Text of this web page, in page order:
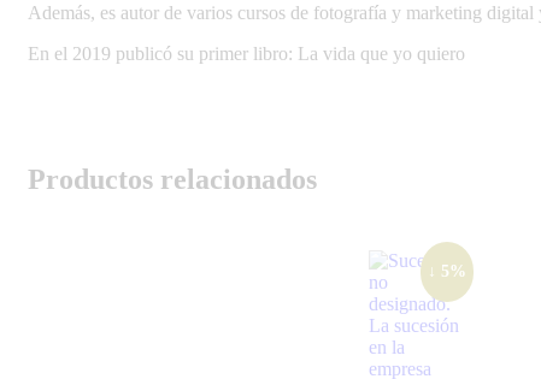
Además, es autor de varios cursos de fotografía y marketing
En el 2019 publicó su primer libro: La vida que yo quiero
Productos relacionados
↓ 5%